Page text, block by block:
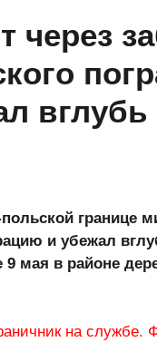
через
вглубь
границе
и убежал
мая в районе